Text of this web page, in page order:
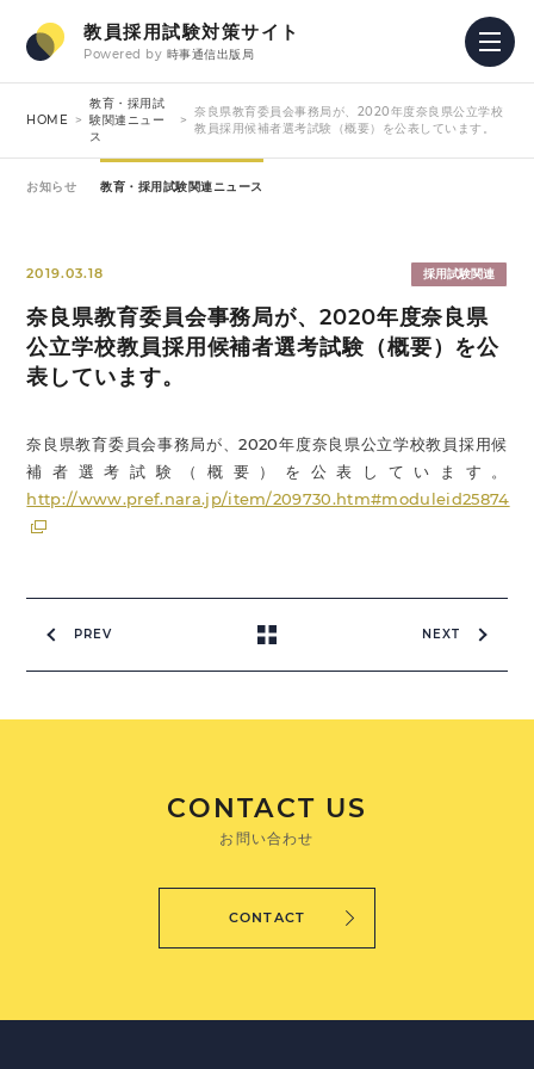
教員採用試験対策サイト
Powered by 時事通信出版局
HOME
教育・採用試
験関連ニュー
ス
奈良県教育委員会事務局が、2020年度奈良県公立学校
教員採用候補者選考試験（概要）を公表しています。
お知らせ 教育・採用試験関連ニュース
2019.03.18 採用試験関連
奈良県教育委員会事務局が、2020年度奈良県
公立学校教員採用候補者選考試験（概要）を公
表しています。
奈良県教育委員会事務局が、2020年度奈良県公立学校教員採用候
補者選考試験（概要）を公表しています。
http://www.pref.nara.jp/item/209730.htm#moduleid25874
PREV NEXT
CONTACT US
お問い合わせ
CONTACT